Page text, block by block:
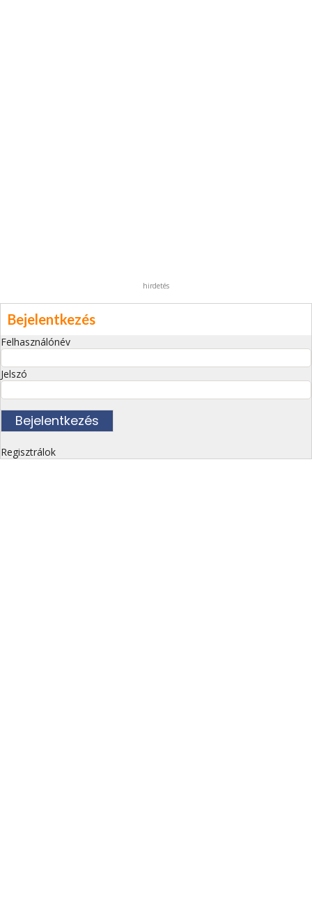
hirdetés
Bejelentkezés
Felhasználónév
Jelszó
Regisztrálok